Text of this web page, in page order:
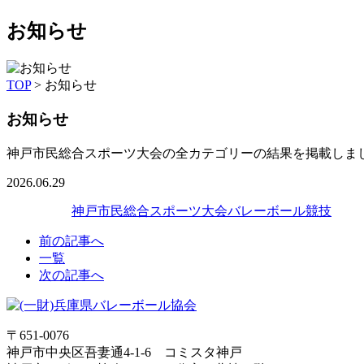
お知らせ
TOP > お知らせ
お知らせ
神戸市民総合スポーツ大会の全カテゴリーの結果を掲載しま
2026.06.29
神戸市民総合スポーツ大会バレーボール競技
前の記事へ
一覧
次の記事へ
〒651-0076
神戸市中央区吾妻通4-1-6 コミスタ神戸